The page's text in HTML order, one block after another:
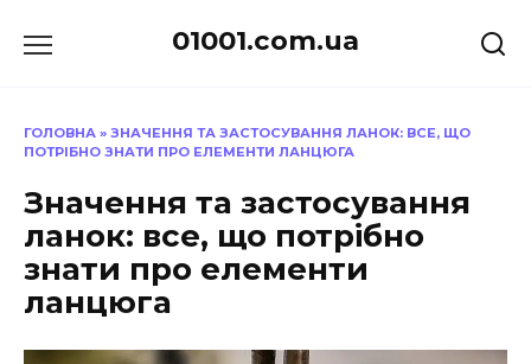
до
01001.com.ua
ГОЛОВНА » ЗНАЧЕННЯ ТА ЗАСТОСУВАННЯ ЛАНОК: ВСЕ, ЩО
ПОТРІБНО ЗНАТИ ПРО ЕЛЕМЕНТИ ЛАНЦЮГА
Значення та застосування
ланок: все, що потрібно
знати про елементи
ланцюга